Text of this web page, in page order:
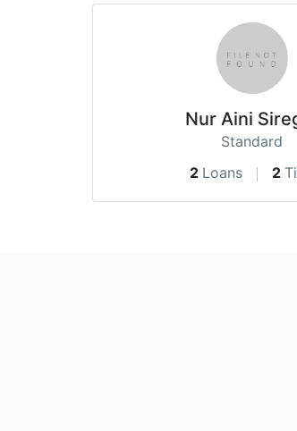
Nur Aini
Standard
2 Loans 2